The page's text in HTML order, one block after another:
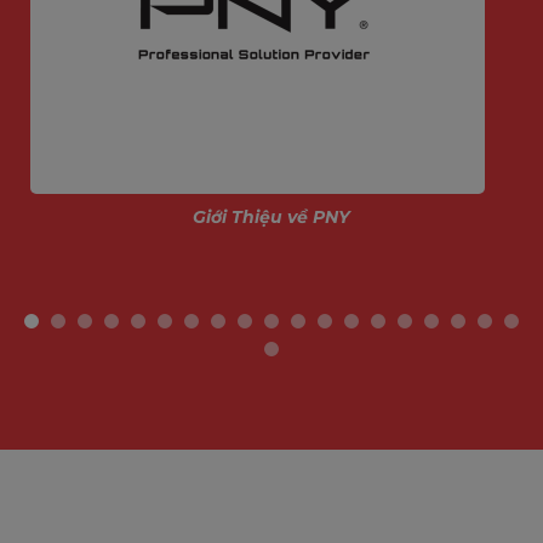
IMOU Life
Hỗ trợ đàm thoại hai chiều có khử tiếng vang, cho
trên ứng dụng.
THÔNG SỐ KỸ THUẬT - IMOU AOV PT 5MP
Cảm biến hình
1/3” Progressive CMOS, độ phân
Giới Thiệu về PNY